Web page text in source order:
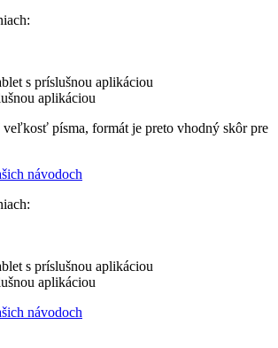
s príslušnou aplikáciou
aplikáciou
písma, formát je preto vhodný skôr pre
návodoch
s príslušnou aplikáciou
aplikáciou
návodoch